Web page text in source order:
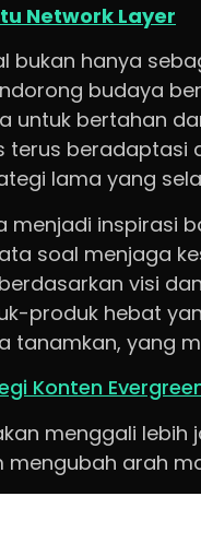
Network Layer
bukan hanya
budaya
untuk bertahan
terus beradaptasi
lama yang
menjadi inspirasi
soal menjaga
visi
produk hebat
tanamkan, yang
Konten
menggali
mengubah arah